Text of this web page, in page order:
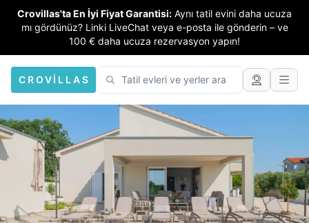
Crovillas'ta En İyi Fiyat Garantisi: Aynı tatil evini daha ucuza
mı gördünüz? Linki LiveChat veya e-posta ile gönderin – ve
100 € daha ucuza rezervasyon yapın!
CROVILLAS